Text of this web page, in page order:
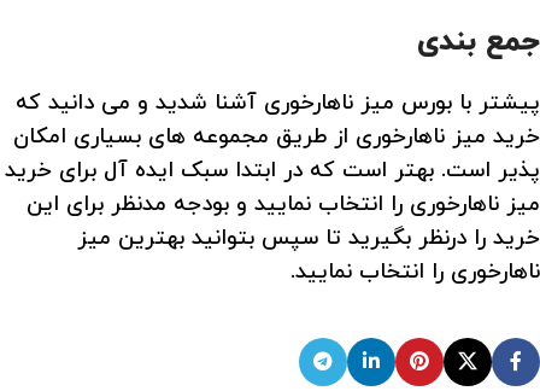
جمع بندی
پیشتر با بورس میز ناهارخوری آشنا شدید و می دانید که
خرید میز ناهارخوری از طریق مجموعه های بسیاری امکان
پذیر است. بهتر است که در ابتدا سبک ایده آل برای خرید
میز ناهارخوری را انتخاب نمایید و بودجه مدنظر برای این
خرید را درنظر بگیرید تا سپس بتوانید بهترین میز
ناهارخوری را انتخاب نمایید.